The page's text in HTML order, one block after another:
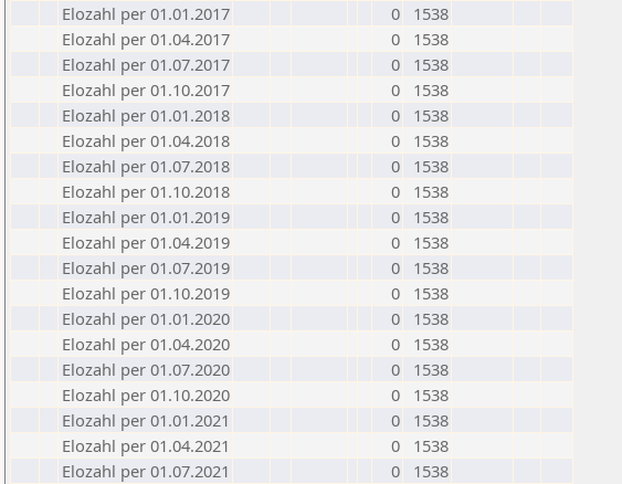
Elozahl per 01.01.2017
0
1538
Elozahl per 01.04.2017
0
1538
Elozahl per 01.07.2017
0
1538
Elozahl per 01.10.2017
0
1538
Elozahl per 01.01.2018
0
1538
Elozahl per 01.04.2018
0
1538
Elozahl per 01.07.2018
0
1538
Elozahl per 01.10.2018
0
1538
Elozahl per 01.01.2019
0
1538
Elozahl per 01.04.2019
0
1538
Elozahl per 01.07.2019
0
1538
Elozahl per 01.10.2019
0
1538
Elozahl per 01.01.2020
0
1538
Elozahl per 01.04.2020
0
1538
Elozahl per 01.07.2020
0
1538
Elozahl per 01.10.2020
0
1538
Elozahl per 01.01.2021
0
1538
Elozahl per 01.04.2021
0
1538
Elozahl per 01.07.2021
0
1538